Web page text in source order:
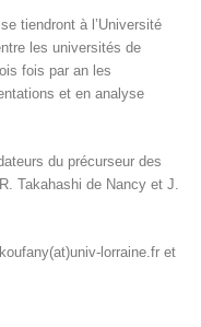
tiendront à l’Université
les universités de
fois par an les
et en analyse
du précurseur des
Takahashi de Nancy et J.
lorraine.fr et